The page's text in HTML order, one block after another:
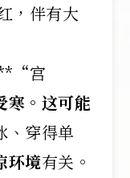
，伴有大
宫
寒。这可能
、穿得单
环境有关。